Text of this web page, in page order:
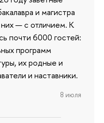
и магистра
— с отличием. К
почти 6000 гостей:
программ
их родные и
и наставники.
8 июля